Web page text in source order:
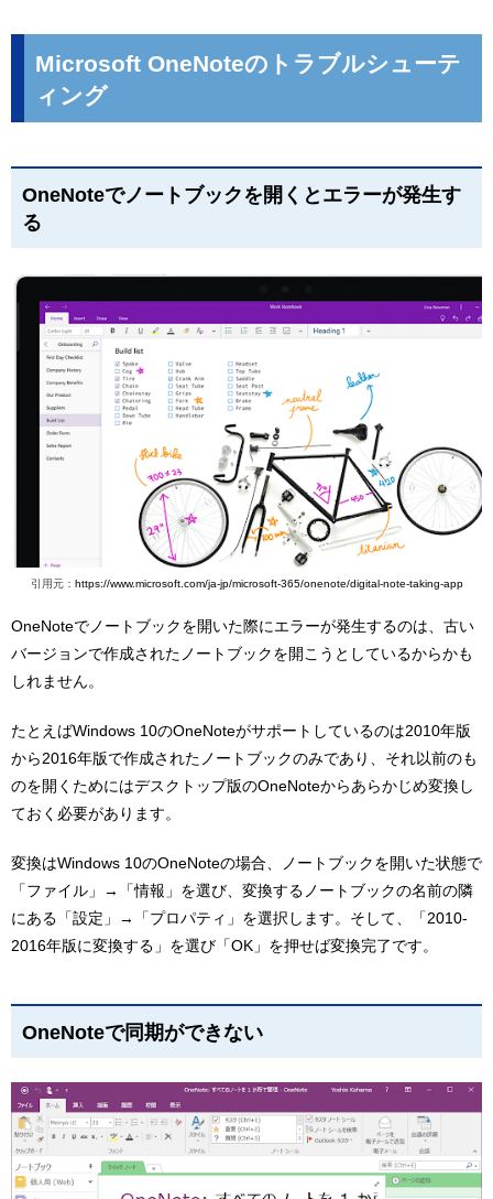
Microsoft OneNoteのトラブルシューテ
ィング
OneNoteでノートブックを開くとエラーが発生す
る
引用元： https://www.microsoft.com/ja-jp/microsoft-365/onenote/digital-note-taking-app
OneNoteでノートブックを開いた際にエラーが発生するのは、古い
バージョンで作成されたノートブックを開こうとしているからかも
しれません。
たとえばWindows 10のOneNoteがサポートしているのは2010年版
から2016年版で作成されたノートブックのみであり、それ以前のも
のを開くためにはデスクトップ版のOneNoteからあらかじめ変換し
ておく必要があります。
変換はWindows 10のOneNoteの場合、ノートブックを開いた状態で
「ファイル」→「情報」を選び、変換するノートブックの名前の隣
にある「設定」→「プロパティ」を選択します。そして、「2010-
2016年版に変換する」を選び「OK」を押せば変換完了です。
OneNoteで同期ができない